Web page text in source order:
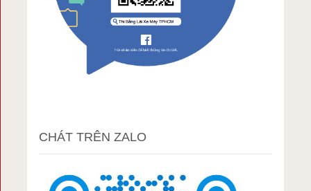
CHÁT TRÊN ZALO